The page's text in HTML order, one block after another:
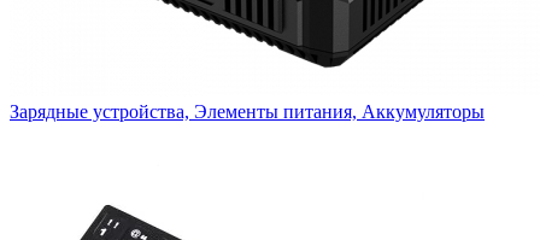
Зарядные устройства, Элементы питания, Аккумуляторы